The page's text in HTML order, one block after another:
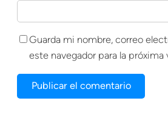
Guarda mi nombre, correo
este navegador para la